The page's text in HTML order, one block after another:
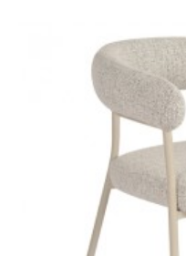
KRZESŁO OBROTOWE
BIG GEORGE JASNOSZARE
787,62 zł